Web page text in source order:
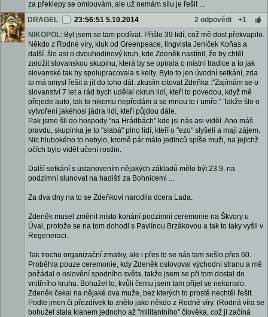
za překlepy se omlouvám, ale už nemám sílu je řešit ...
DRAGEL
23:56:51 5.10.2014 2 odpovědi
+1
NIKOPOL: Byl jsem se tam podívat. Přišlo 39 lidí, což mě dost překvapilo.
Někdo z Rodné víry, kluk od Greenpeace, lingvista Jeníček Koňas a
další. šlo asi o dvouhodinový kruh, kde Zdeněk nastínil, že by chtěl
založit slovanskou skupinu, která by se opírala o místní tradice a to jak
slovanské tak by spolupracovala s kelty. Bylo to jen úvodní setkání, zda
to má smysl řešit a jít do toho dál. zkusím citovat Zdeňka :"Zajímám se o
slovanství 7 let a rád bych udělal okruh lidí, kteří to povedou, když mě
přejede auto, tak to nikomu nepředám a se mnou to i umře." Takže šlo o
vytvoření jakéhosi jádra lidí, kteří půjdou dále.
Pak jsme šli do hospody "na Hrádbách" kde jsi nás asi viděl. Ano máš
pravdu, skupinka je to "slabá" plno lidí, kteří o "ezo" slyšeli a mají zájem.
Nic hlubokého to nebylo, kromě pár málo jedinců spíše muži, na jejichž
očích bylo vidět učení rostlin.
Další setkání s ustanovením nějakých základů mělo být 23.9. na
podzimní slunovat na hadišti za Bohnicemi ...
Za dva dny na to se Zdeňkovi narodila dcera Lada.
Zdeněk musel změnit místo konání podzimní ceremonie na Škvory u
Úval, protože se na tom dohodl s Pavlínou Brzákovou a tak to taky vyšli v
Regeneraci.
Tak trochu organizační zmatky, ale i přes to se nás tam sešlo přes 60.
Proběhla pouze ceremonie, kdy Zdeněk oslovoval východní stranu a mě
požádal o oslovění spodního světa, takže jsem se při tom dostal do
vnitřního kruhu. Bohužel to, kvůli čemu jsem tam přijel se nekonalo.
Zdeněk čekal na nějaké dva muže, bez kterých to prostě nechtěl řešit.
Podle jmen či přezdívek to znělo jako někdo z Rodné víry. (Rodná víra se
bohužel stala klanem jednoho až "militantního" člověka, což ji začíná